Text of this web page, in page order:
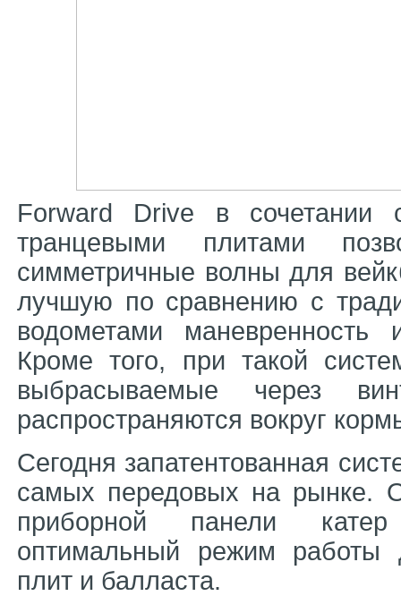
Forward Drive в сочетании
транцевыми плитами
симметричные волны для
лучшую по сравнению с
водометами
Кроме того, при такой
выбрасываемые через
распространяются вокруг
Сегодня запатентованная
самых передовых на рынке.
приборной панели катер
оптимальный режим работы
плит и балласта.